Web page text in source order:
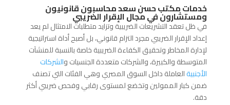
خدمات مكتب حسن سعد محاسبون قانونيون
ومستشارون في مجال الإقرار الضريبي
في ظل تعقد التشريعات الضريبية وتزايد متطلبات الامتثال لم يعد
إعداد الإقرار الضريبي مجرد التزام قانوني، بل أصبح أداة استراتيجية
لإدارة المخاطر وتحقيق الكفاءة الضريبية خاصة بالنسبة للمنشآت
المتوسطة والكبيرة، والشركات متعددة الجنسيات والشركات
الأجنبيةالعاملة داخل السوق المصري وهي الفئات التي تصنف
ضمن كبار الممولين وتخضع لمستوى رقابي وفحص ضريبي أكثر
دقة.